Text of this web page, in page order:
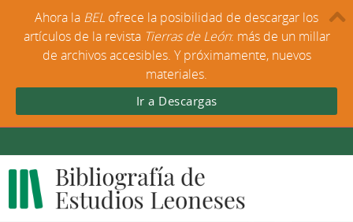
Ahora la BEL ofrece la posibilidad de descargar los
artículos de la revista Tierras de León: más de un millar
de archivos accesibles. Y próximamente, nuevos
materiales.
Ir a Descargas